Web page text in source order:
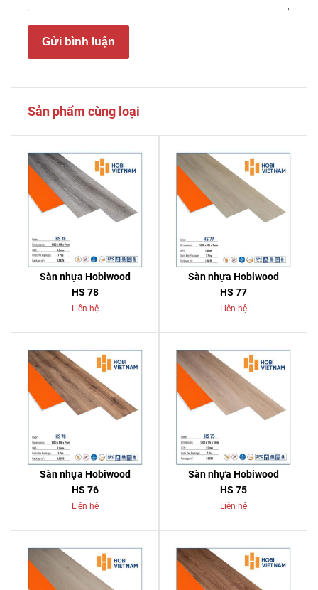
Gửi bình luận
Sản phẩm cùng loại
Sàn nhựa Hobiwood
HS 78
Liên hệ
Sàn nhựa Hobiwood
HS 77
Liên hệ
Sàn nhựa Hobiwood
HS 76
Liên hệ
Sàn nhựa Hobiwood
HS 75
Liên hệ